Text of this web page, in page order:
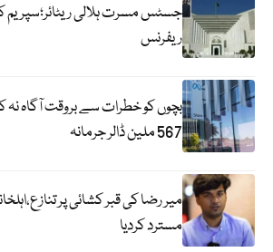
جسٹس مسرت ہلالی
ریفرنس
بچوں کو خطرات سے بروقت آگاہ نہ
567 ملین ڈالر جرمانہ
میر رضا کی قبر کشائی پر
مسترد کردیا